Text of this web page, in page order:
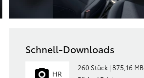
Schnell-Downloads
HR
260 Stück | 875,16 MB